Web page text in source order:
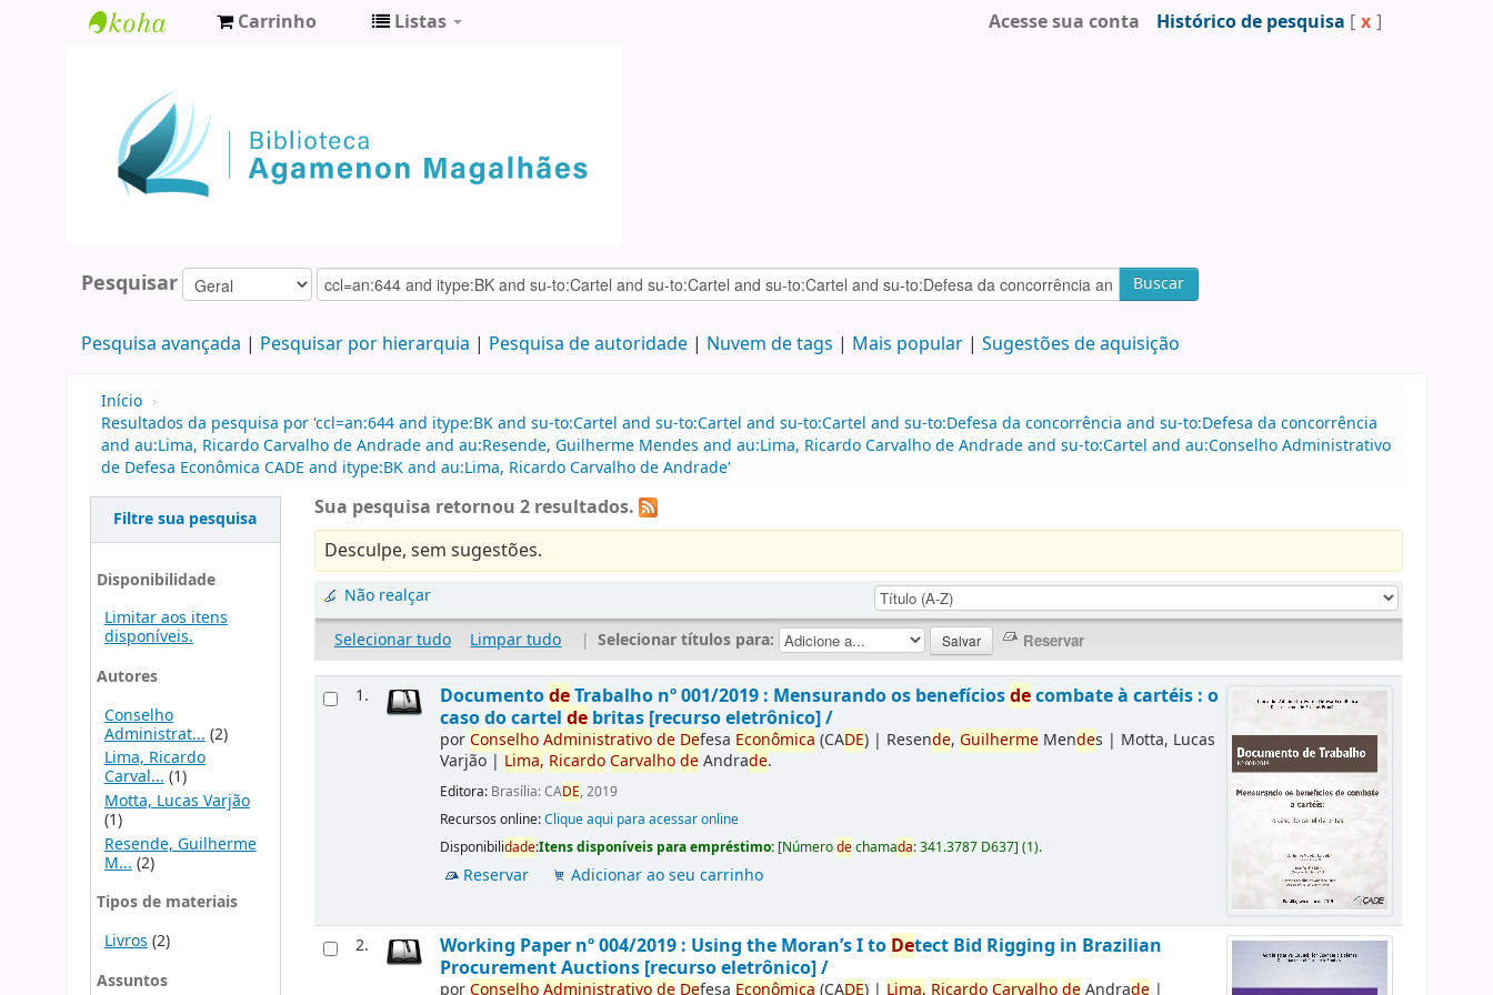
Agamenon
Magalhães
Carrinho Listas Acesse sua conta Histórico de pesquisa [ x ]
Pesquisar Buscar
Pesquisa avançada Pesquisar por hierarquia Pesquisa de autoridade Nuvem de tags Mais popular Sugestões de aquisição
Início ›
Resultados da pesquisa por 'ccl=an:644 and itype:BK and su-to:Cartel and su-to:Cartel and su-to:Cartel and su-to:Defesa da concorrência and su-to:Defesa da concorrência
and au:Lima, Ricardo Carvalho de Andrade and au:Resende, Guilherme Mendes and au:Lima, Ricardo Carvalho de Andrade and su-to:Cartel and au:Conselho Administrativo
de Defesa Econômica CADE and itype:BK and au:Lima, Ricardo Carvalho de Andrade'
Filtre sua pesquisa
Disponibilidade
Limitar aos itens
disponíveis.
Autores
Conselho
Administrat... (2)
Lima, Ricardo
Carval...(1)
Motta, Lucas Varjão
(1)
Resende, Guilherme
M... (2)
Tipos de materiais
Livros (2)
Assuntos
Sua pesquisa retornou 2 resultados.
Desculpe, sem sugestões.
Não realçar
Selecionar tudo
Limpar tudo | Selecionar títulos para:
1. DocumentodeTrabalho nº 001/2019 : Mensurando os benefíciosdecombate à cartéis : o
caso do cartelde britas [recurso eletrônico] /
porConselhoAdministrativode Defesa Econômica (CADE) | Resende,Guilherme Mendes | Motta, Lucas
Varjão | Lima, RicardoCarvalhodeAndrade.
Editora: Brasília: CADE, 2019
Recursos online:Clique aqui para acessar online
Disponibilidade:Itens disponíveis para empréstimo: [Númerodechamada:341.3787 D637](1).
Reservar Adicionar ao seu carrinho
2. Working Paper nº 004/2019 : Using the Moran’s I to Detect Bid Rigging in Brazilian
Procurement Auctions [recurso eletrônico] /